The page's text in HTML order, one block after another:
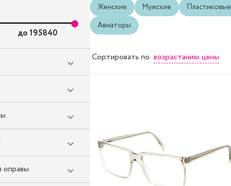
до195840
оправы
Женские Мужские Пластиковые
Авиаторы
Сортировать по возрастанию цены